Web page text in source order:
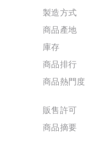
製造方式
商品產地
庫存
商品排行
商品熱門度
販售許可
商品摘要